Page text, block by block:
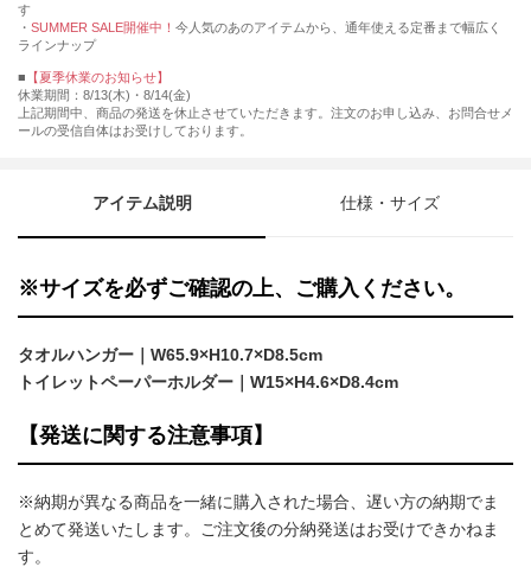
す
・ SUMMER SALE開催中！ 今人気のあのアイテムから、通年使える定番まで幅広く
ラインナップ
■ 【夏季休業のお知らせ】
休業期間：8/13(木)・8/14(金)
上記期間中、商品の発送を休止させていただきます。注文のお申し込み、お問合せメ
ールの受信自体はお受けしております。
アイテム説明 仕様・サイズ
※サイズを必ずご確認の上、ご購入ください。
タオルハンガー｜W65.9×H10.7×D8.5cm
トイレットペーパーホルダー｜W15×H4.6×D8.4cm
【発送に関する注意事項】
※納期が異なる商品を一緒に購入された場合、遅い方の納期でま
とめて発送いたします。ご注文後の分納発送はお受けできかねま
す。